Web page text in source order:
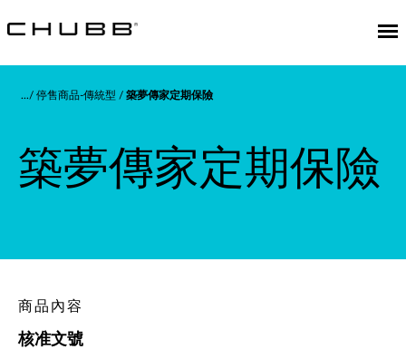
停售商品-傳統型 築夢傳家定期保險
築夢傳家定期保險
商品內容
核准文號